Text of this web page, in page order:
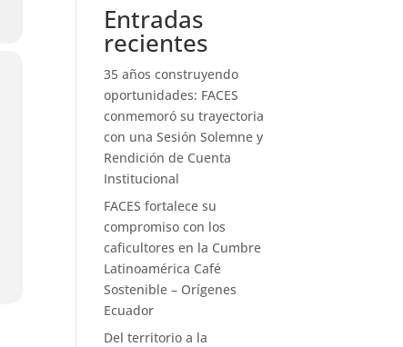
Entradas
recientes
35 años construyendo
oportunidades: FACES
conmemoró su trayectoria
con una Sesión Solemne y
Rendición de Cuenta
Institucional
FACES fortalece su
compromiso con los
caficultores en la Cumbre
Latinoamérica Café
Sostenible – Orígenes
Ecuador
Del territorio a la